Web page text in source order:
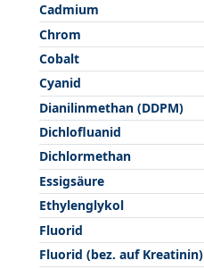
Cadmium
Chrom
Cobalt
Cyanid
Dianilinmethan (DDPM)
Dichlofluanid
Dichlormethan
Essigsäure
Ethylenglykol
Fluorid
Fluorid (bez. auf Kreatinin)